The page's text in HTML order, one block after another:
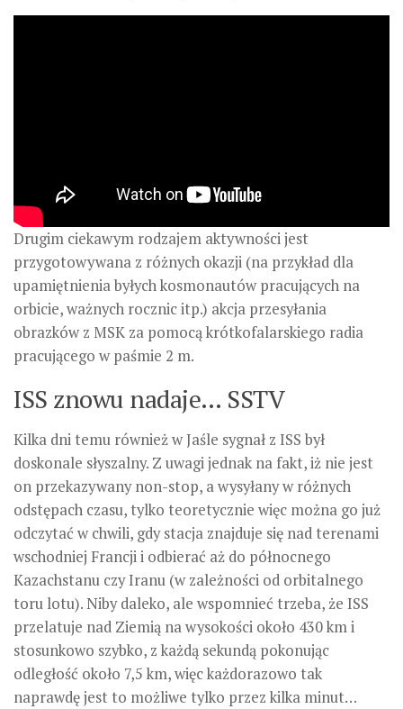
Drugim ciekawym rodzajem aktywności jest
przygotowywana z różnych okazji (na przykład dla
upamiętnienia byłych kosmonautów pracujących na
orbicie, ważnych rocznic itp.) akcja przesyłania
obrazków z MSK za pomocą krótkofalarskiego radia
pracującego w paśmie 2 m.
ISS znowu nadaje… SSTV
Kilka dni temu również w Jaśle sygnał z ISS był
doskonale słyszalny. Z uwagi jednak na fakt, iż nie jest
on przekazywany non-stop, a wysyłany w różnych
odstępach czasu, tylko teoretycznie więc można go już
odczytać w chwili, gdy stacja znajduje się nad terenami
wschodniej Francji i odbierać aż do północnego
Kazachstanu czy Iranu (w zależności od orbitalnego
toru lotu). Niby daleko, ale wspomnieć trzeba, że ISS
przelatuje nad Ziemią na wysokości około 430 km i
stosunkowo szybko, z każdą sekundą pokonując
odległość około 7,5 km, więc każdorazowo tak
naprawdę jest to możliwe tylko przez kilka minut…